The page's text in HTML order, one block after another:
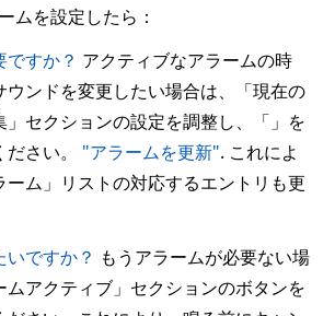
ムを設定したら：
すか？ アクティブなアラームの時
ウンドを変更したい場合は、「現在の
」セクションの設定を調整し、「」を
さい。 "アラームを更新". これによ
ーム」リストの対応するエントリも更
ですか？ もうアラームが必要ない場
ムアクティブ」セクションのボタンを